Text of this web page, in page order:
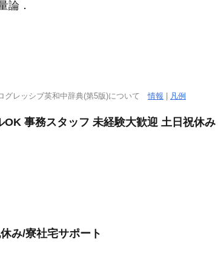
論 ．
グレッシブ英和中辞典(第5版)について情報 凡例
事務スタッフ 未経験大歓迎 土日祝休み
み/寮社宅サポート